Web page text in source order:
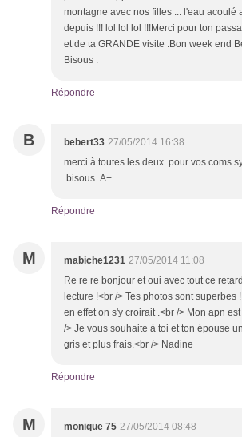
montagne avec nos filles ... l'eau acoulé
depuis !!! lol lol lol !!!Merci pour ton
et de ta GRANDE visite .Bon week end
Bisous .
Répondre
B bebert33 27/05/2014 16:38
merci à toutes les deux pour vos coms
bisous A+
Répondre
M mabiche1231 27/05/2014 11:08
Re re re bonjour et oui avec tout ce
lecture !<br /> Tes photos sont superbes
en effet on s'y croirait .<br /> Mon apn
/> Je vous souhaite à toi et ton épouse
gris et plus frais.<br /> Nadine
Répondre
M monique 75 27/05/2014 08:48